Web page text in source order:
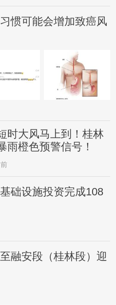
惯可能会增加致癌风
时大风马上到！桂林
雨橙色预警信号！
础设施投资完成108
融安段（桂林段）迎